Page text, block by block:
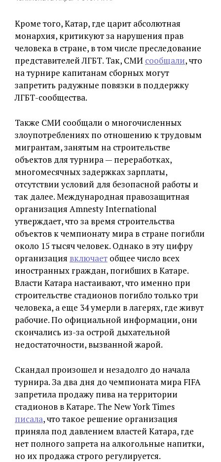
Кроме того, Катар, где царит абсолютная
монархия, критикуют за нарушения прав
человека в стране, в том числе преследование
представителей ЛГБТ. Так, СМИ сообщали, что
на турнире капитанам сборных могут
запретить радужные повязки в поддержку
ЛГБТ-сообщества.
Также СМИ сообщали о многочисленных
злоупотреблениях по отношению к трудовым
мигрантам, занятым на строительстве
объектов для турнира — переработках,
многомесячных задержках зарплаты,
отсутствии условий для безопасной работы и
так далее. Международная правозащитная
организация Amnesty International
утверждает, что за время строительства
объектов к чемпионату мира в стране погибли
около 15 тысяч человек. Однако в эту цифру
организация включает общее число всех
иностранных граждан, погибших в Катаре.
Власти Катара настаивают, что именно при
строительстве стадионов погибло только три
человека, а еще 34 умерли в лагерях, где живут
рабочие. По официальной информации, они
скончались из-за острой дыхательной
недостаточности, вызванной жарой.
Скандал произошел и незадолго до начала
турнира. За два дня до чемпионата мира FIFA
запретила продажу пива на территории
стадионов в Катаре. The New York Times
писала, что такое решение организация
приняла под давлением властей Катара, где
нет полного запрета на алкогольные напитки,
но их продажа строго регулируется.